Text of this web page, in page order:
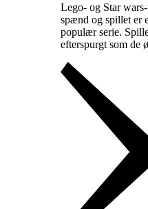
Lego- og Star
spænd og spillet er
populær serie.
efterspurgt som de